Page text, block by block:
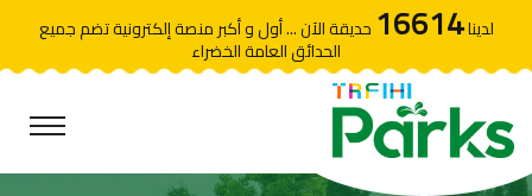
لدينا16614 حديقة الآن ... أول و أكبر منصة إلكترونية تضم جميع
الحدائق العامة الخضراء